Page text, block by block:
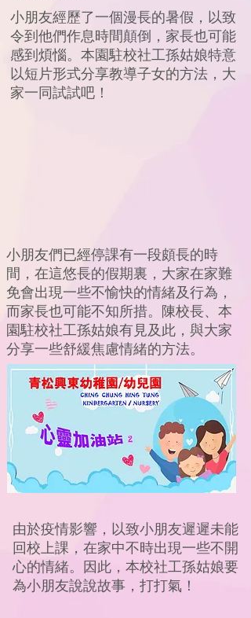
小朋友經歷了一個漫長的暑假，以致
令到他們作息時間顛倒，家長也可能
感到煩惱。本園駐校社工孫姑娘特意
以短片形式分享教導子女的方法，大
家一同試試吧！
小朋友們已經停課有一段頗長的時
間，在這悠長的假期裏，大家在家難
免會出現一些不愉快的情緒及行為，
而家長也可能不知所措。陳校長、本
園駐校社工孫姑娘有見及此，與大家
分享一些舒緩焦慮情緒的方法。
由於疫情影響，以致小朋友遲遲未能
回校上課，在家中不時出現一些不開
心的情緒。因此，本校社工孫姑娘要
為小朋友說說故事，打打氣！